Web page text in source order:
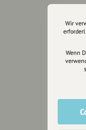
Wir
Wir
Wenn